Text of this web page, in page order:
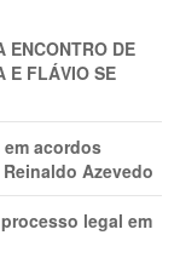
ENCONTRO DE
E FLÁVIO SE
acordos
Azevedo
legal em